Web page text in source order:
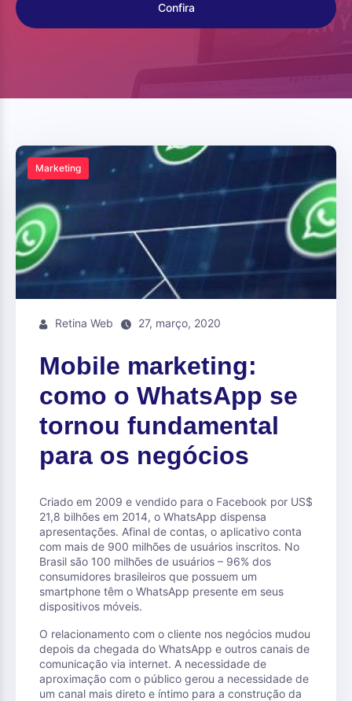
Confira
Marketing
Retina Web 27, março, 2020
Mobile marketing:
como o WhatsApp se
tornou fundamental
para os negócios
Criado em 2009 e vendido para o Facebook por US$
21,8 bilhões em 2014, o WhatsApp dispensa
apresentações. Afinal de contas, o aplicativo conta
com mais de 900 milhões de usuários inscritos. No
Brasil são 100 milhões de usuários – 96% dos
consumidores brasileiros que possuem um
smartphone têm o WhatsApp presente em seus
dispositivos móveis.
O relacionamento com o cliente nos negócios mudou
depois da chegada do WhatsApp e outros canais de
comunicação via internet. A necessidade de
aproximação com o público gerou a necessidade de
um canal mais direto e íntimo para a construção da